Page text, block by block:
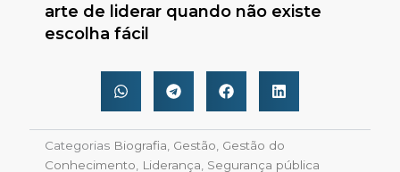
arte de liderar quando não existe
escolha fácil
Categorias Biografia, Gestão, Gestão do
Conhecimento, Liderança, Segurança pública